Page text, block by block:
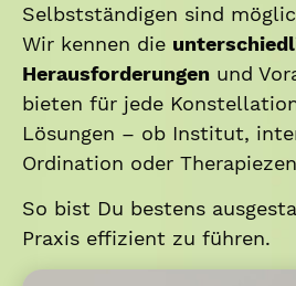
Selbstständigen sind
Wir kennen die
Herausforderungen und
bieten für jede
Lösungen – ob Institut,
Ordination oder
So bist Du bestens
Praxis effizient zu führen.